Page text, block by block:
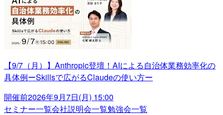
【9/7（月）】Anthropic登壇！AIによる自治体業務効率化の
具体例ーSkillsで広がるClaudeの使い方ー
開催前2026年9月7日(月) 15:00
セミナー一覧会社説明会一覧勉強会一覧